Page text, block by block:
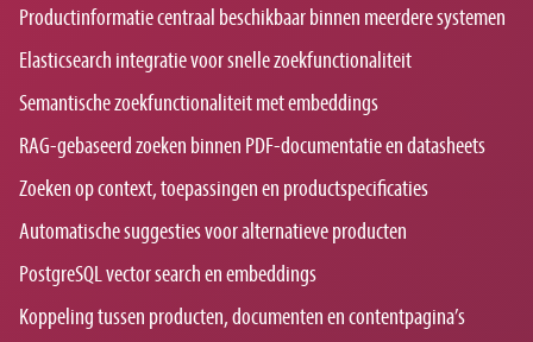
Productinformatie centraal beschikbaar binnen meerdere systemen
Elasticsearch integratie voor snelle zoekfunctionaliteit
Semantische zoekfunctionaliteit met embeddings
RAG-gebaseerd zoeken binnen PDF-documentatie en datasheets
Zoeken op context, toepassingen en productspecificaties
Automatische suggesties voor alternatieve producten
PostgreSQL vector search en embeddings
Koppeling tussen producten, documenten en contentpagina’s